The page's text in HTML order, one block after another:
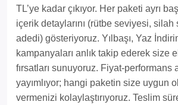
TL’ye kadar çıkıyor. Her paketi ayrı
içerik detaylarını (rütbe seviyesi, silah
adedi) gösteriyoruz. Yılbaşı, Yaz
kampanyaları anlık takip ederek size
fırsatları sunuyoruz. Fiyat-performans
yayımlıyor; hangi paketin size uygun
vermenizi kolaylaştırıyoruz. Teslim